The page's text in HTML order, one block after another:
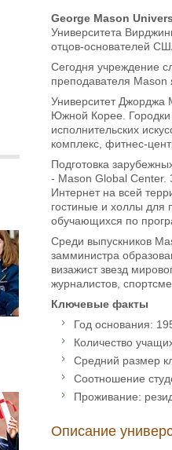
George Mason
Университета
отцов-основателей
Сегодня учреждение
преподавателя
Университет Джорджа
Южной Корее. Городки
исполнительских
комплекс, фитнес-
Подготовка
- Mason Global Center.
Интернет на всей
гостиные и холлы для
обучающихся по
Среди выпускников
замминистра
визажист звезд
журналистов,
Ключевые факты
Год основания:
Количество
Средний размер
Соотношение
Проживание:
Описание